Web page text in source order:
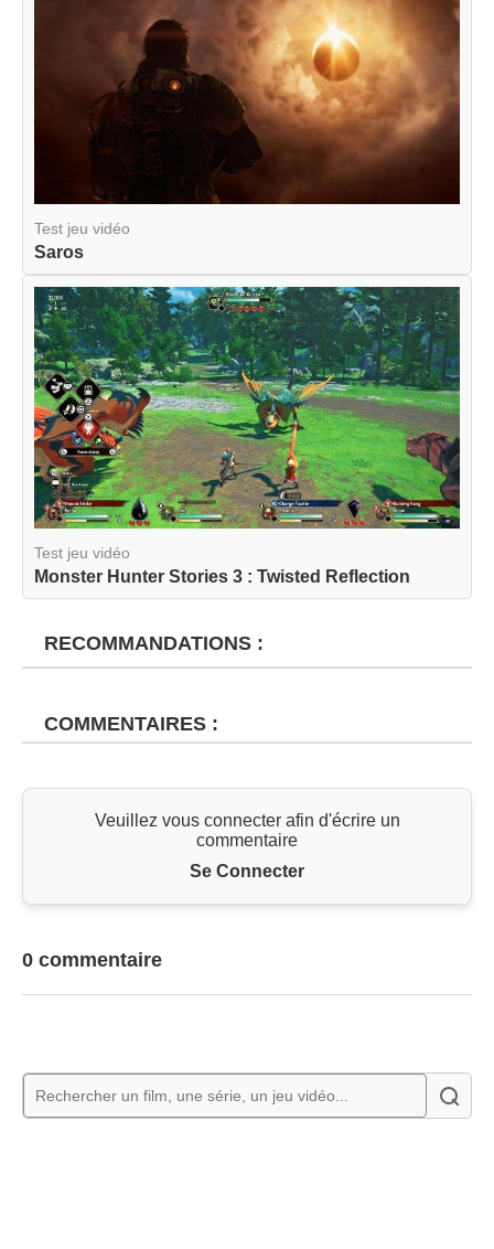
Test jeu vidéo
Saros
Test jeu vidéo
Monster Hunter Stories 3 : Twisted Reflection
RECOMMANDATIONS :
COMMENTAIRES :
Veuillez vous connecter afin d'écrire un
commentaire
Se Connecter
0 commentaire